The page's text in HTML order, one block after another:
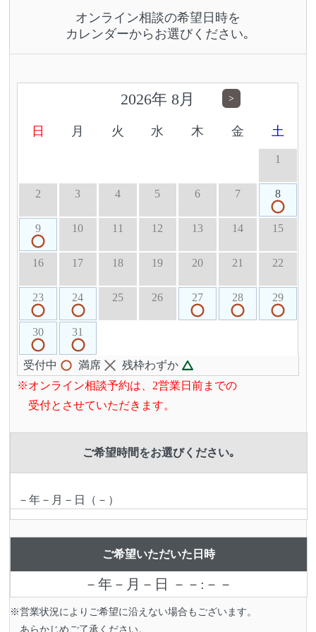
オンライン相談の希望日時を
カレンダーからお選びください｡
>
2026年8月
日 月 火 水 木 金 土
1
2 3 4 5 6 7 8
9 10 11 12 13 14 15
16 17 18 19 20 21 22
23 24 25 26 27 28 29
30 31
受付中 満席
残枠わずか
※オンライン相談予約は、2営業日前までの
受付とさせていただきます。
ご希望時間をお選びください｡
－年－月－日（－）
ご希望いただいた日時
－年－月－日 －－:－－
※営業状況によりご希望に沿えない場合もございます。
あらかじめご了承ください。